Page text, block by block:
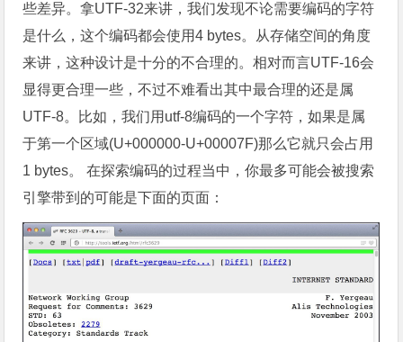
些差异。拿UTF-32来讲，我们发现不论需要编码的字符
是什么，这个编码都会使用4 bytes。从存储空间的角度
来讲，这种设计是十分的不合理的。相对而言UTF-16会
显得更合理一些，不过不难看出其中最合理的还是属
UTF-8。比如，我们用utf-8编码的一个字符，如果是属
于第一个区域(U+000000-U+00007F)那么它就只会占用
1 bytes。 在探索编码的过程当中，你最多可能会被搜索
引擎带到的可能是下面的页面：